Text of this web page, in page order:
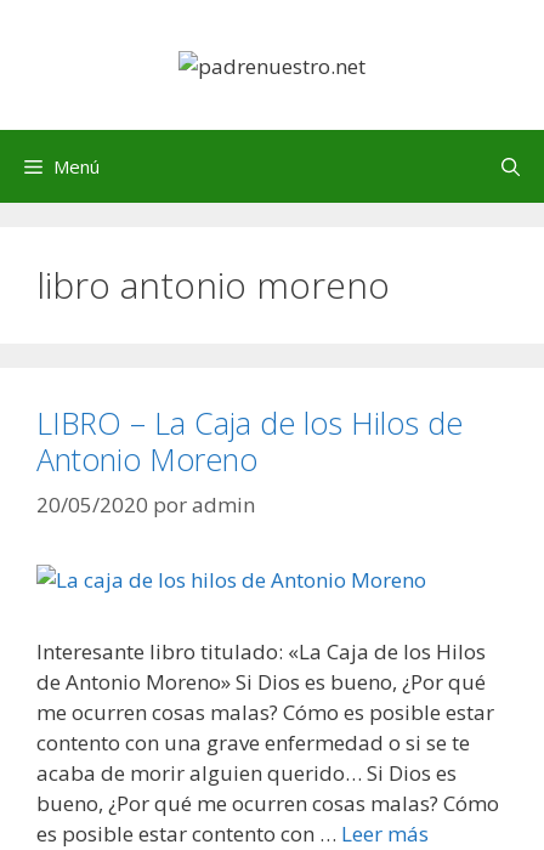
Menú
libro antonio moreno
LIBRO – La Caja de los Hilos de
Antonio Moreno
20/05/2020 poradmin
Interesante libro titulado: «La Caja de los Hilos
de Antonio Moreno» Si Dios es bueno, ¿Por qué
me ocurren cosas malas? Cómo es posible estar
contento con una grave enfermedad o si se te
acaba de morir alguien querido… Si Dios es
bueno, ¿Por qué me ocurren cosas malas? Cómo
es posible estar contento con … Leer más